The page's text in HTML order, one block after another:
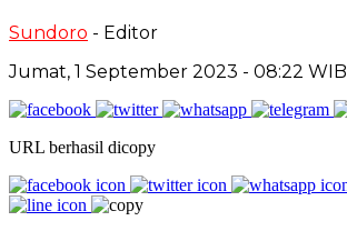
Sundoro - Editor
Jumat, 1 September 2023 - 08:22 WIB
URL berhasil dicopy